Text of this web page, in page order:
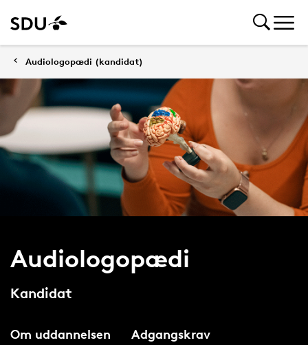
Audiologopædi (kandidat)
Audiologopædi
Kandidat
Om uddannelsen
Adgangskrav